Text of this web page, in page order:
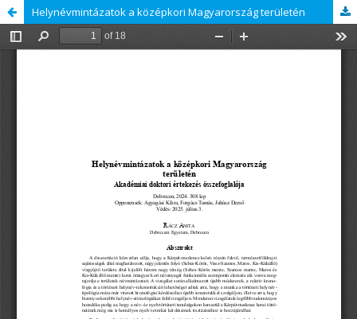
Helynévmintázatok a középkori Magyarország területén